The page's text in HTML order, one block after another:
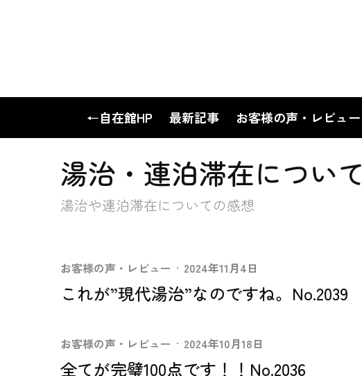
←自在館HP 最新記事 お客様の声・レビュー
湯治・連泊滞在について
湯治や連泊滞在についての感想
お客様の声・レビュー · 2024年11月4日
これが”現代湯治”なのですね。No.2039
お客様の声・レビュー · 2024年10月18日
全てが完璧100点です！！No.2036